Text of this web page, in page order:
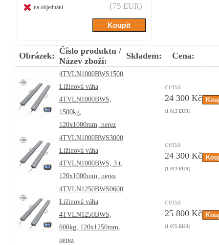
(75 EUR)
na objednání
Obrázek: Číslo produktu /
Název zboží:
Skladem: Cena:
4TVLN1000BWS1500
Ližinová váha
4TVLN1000BWS,
1500kg,
120x1000mm, nerez
cena
24 300 Kč
(1 013 EUR)
4TVLN1000BWS3000
Ližinová váha
4TVLN1000BWS, 3 t,
120x1000mm, nerez
cena
24 300 Kč
(1 013 EUR)
4TVLN1250BWS0600
Ližinová váha
4TVLN1250BWS,
600kg, 120x1250mm,
nerez
cena
25 800 Kč
(1 075 EUR)